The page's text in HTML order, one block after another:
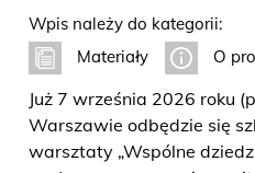
Wpis należy do kategorii:
Materiały
O
Już 7 września 2026 roku
Warszawie odbędzie się
warsztaty „Wspólne